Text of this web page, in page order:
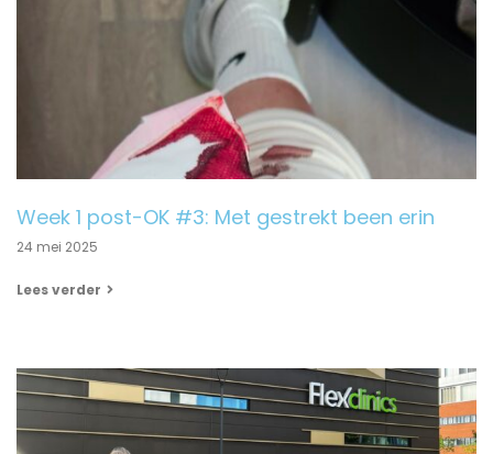
Week 1 post-OK #3: Met gestrekt been erin
24 mei 2025
Lees verder